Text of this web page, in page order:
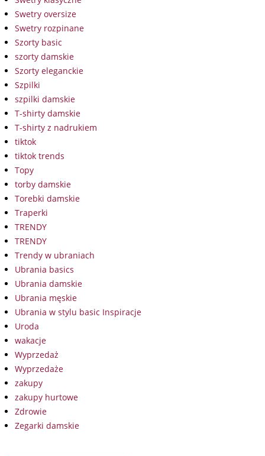
Swetry oversize
Swetry rozpinane
Szorty basic
szorty damskie
Szorty eleganckie
Szpilki
szpilki damskie
T-shirty damskie
T-shirty z nadrukiem
tiktok
tiktok trends
Topy
torby damskie
Torebki damskie
Traperki
TRENDY
TRENDY
Trendy w ubraniach
Ubrania basics
Ubrania damskie
Ubrania męskie
Ubrania w stylu basic Inspiracje
Uroda
wakacje
Wyprzedaż
Wyprzedaże
zakupy
zakupy hurtowe
Zdrowie
Zegarki damskie